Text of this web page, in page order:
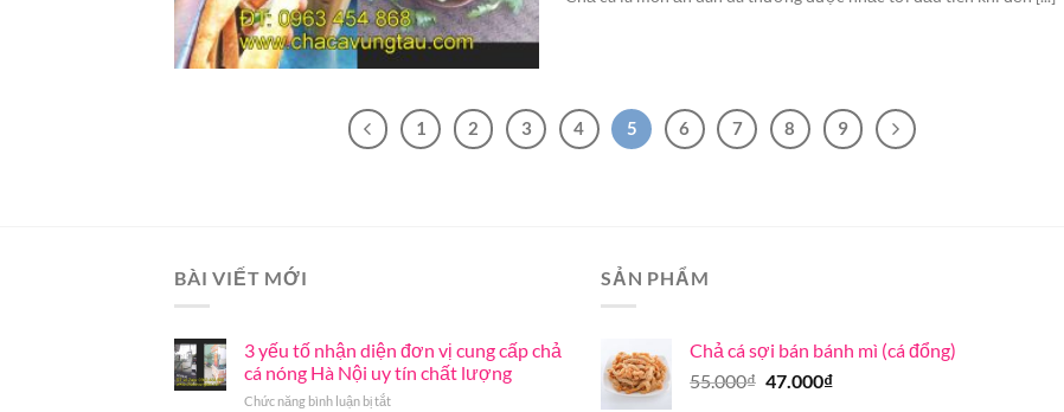
1 2 3 4 5 6 7 8 9
BÀI VIẾT MỚI
3 yếu tố nhận diện đơn vị cung cấp chả
cá nóng Hà Nội uy tín chất lượng
Chức năng bình luận bị tắtở
SẢN PHẨM
Chả cá sợi bán bánh mì (cá đổng)
55.000₫ Giá
47.000₫Giá